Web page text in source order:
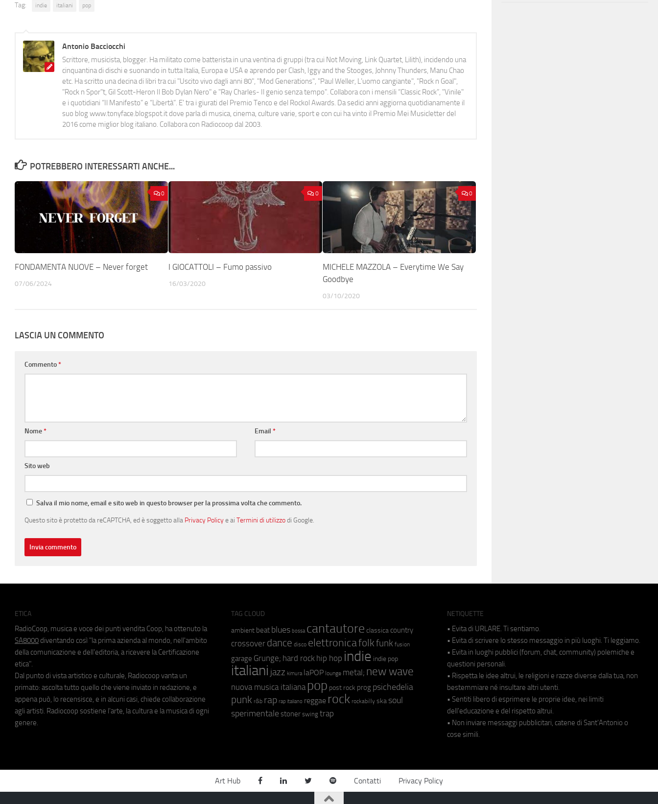
Tag: indie italiani pop
Antonio Bacciocchi
Scrittore, musicista, blogger. Ha militato come batterista in una ventina di gruppi (tra cui Not Moving, Link Quartet, Lilith), incidendo una
cinquantina di dischi e suonando in tutta Italia, Europa e USA e aprendo per Clash, Iggy and the Stooges, Johnny Thunders, Manu Chao
etc. Ha scritto una decina di libri tra cui "Uscito vivo dagli anni 80", "Mod Generations", "Paul Weller, L’uomo cangiante", "Rock n Goal",
"Rock n Spor"t, Gil Scott-Heron Il Bob Dylan Nero" e "Ray Charles- Il genio senza tempo". Collabora con i mensili “Classic Rock”, "Vinile"
e i quotidiani “Il Manifesto” e “Libertà”. E' tra i giurati del Premio Tenco e del Rockol Awards. Da sedici anni aggiorna quotidianamente il
suo blog www.tonyface.blogspot.it dove parla di musica, cinema, culture varie, sport e con cui ha vinto il Premio Mei Musicletter del
2016 come miglior blog italiano. Collabora con Radiocoop dal 2003.
POTREBBERO INTERESSARTI ANCHE...
0
FONDAMENTA NUOVE – Never forget
07/06/2024
0
I GIOCATTOLI – Fumo passivo
16/03/2020
0
MICHELE MAZZOLA – Everytime We Say
Goodbye
03/10/2020
LASCIA UN COMMENTO
Commento*
Nome* Email*
Sito web
Salva il mio nome, email e sito web in questo browser per la prossima volta che commento.
Questo sito è protetto da reCAPTCHA, ed è soggetto alla Privacy Policye ai Termini di utilizzodi Google.
ETICA
RadioCoop, musica e voce dei punti vendita Coop, ha ottenuto la
SA8000 diventando così "la prima azienda al mondo, nell'ambito
della comunicazione e dell'editoria, a ricevere la Certificazione
etica".
Dal punto di vista artistico e culturale, Radiocoop vanta un
primato: ascolta tutto quello che viene inviato in redazione, e
appena può, lo recensisce, e in alcuni casi, chiede collaborazione
agli artisti. Radiocoop sostiene l'arte, la cultura e la musica di ogni
genere.
TAG CLOUD
ambient beat blues bossa cantautore classica country
crossover dance disco elettronicafolkfunk fusion
garage Grunge; hard rock hip hop indie indie pop
italiani jazz kimura laPOP lounge metal; new wave
nuova musica italiana pop post rock prog psichedelia
punk r&b rap rap italiano reggae rock rockabilly ska soul
sperimentale stoner swing trap
NETIQUETTE
• Evita di URLARE. Ti sentiamo.
• Evita di scrivere lo stesso messaggio in più luoghi. Ti leggiamo.
• Evita in luoghi pubblici (forum, chat, community) polemiche e
questioni personali.
• Rispetta le idee altrui, le religioni e razze diverse dalla tua, non
bestemmiare né insultare altri utenti.
• Sentiti libero di esprimere le proprie idee, nei limiti
dell'educazione e del rispetto altrui.
• Non inviare messaggi pubblicitari, catene di Sant'Antonio o
cose simili.
Art Hub Contatti Privacy Policy